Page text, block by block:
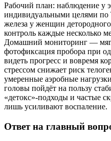
Рабочий план: наблюдение у
индивидуальными целями по
железа у женщин
контроль каждые несколько
Домашний мониторинг —
фотофиксация пробора при
видеть прогресс и вовремя
стрессом снижает риск
умеренные аэробные
головы пойдёт на пользу
«детокс»-подходы и частые
лишь усиливают воспаление.
Ответ на главный